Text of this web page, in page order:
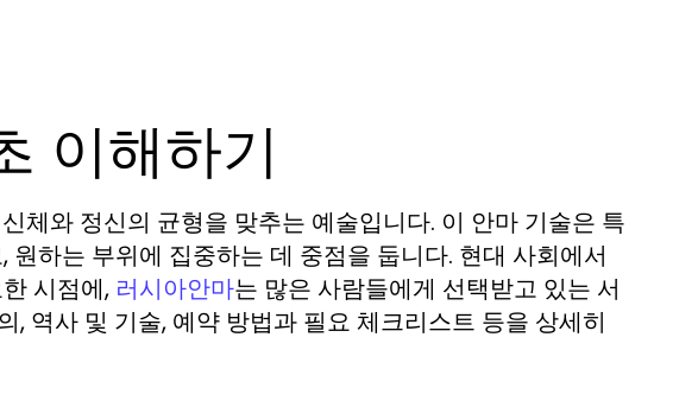
이해하기
체와 정신의 균형을 맞추는 예술입니다. 이 안마 기술은 특
하는 부위에 집중하는 데 중점을 둡니다. 현대 사회에서
시점에, 러시아안마는 많은 사람들에게 선택받고 있는 서
, 역사 및 기술, 예약 방법과 필요 체크리스트 등을 상세히